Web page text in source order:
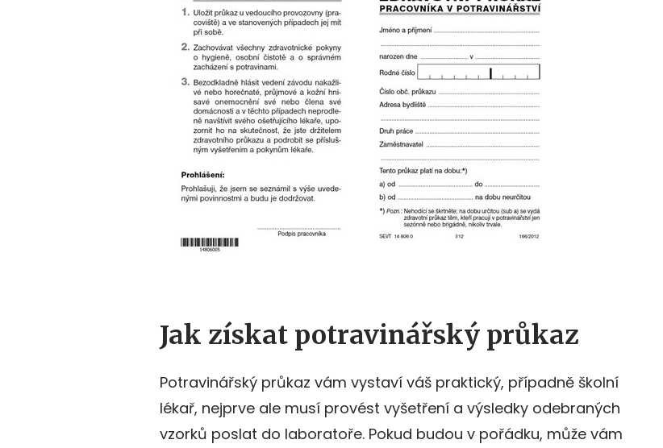
Jak získat potravinářský průkaz
Potravinářský průkaz vám vystaví váš praktický, případně školní
lékař, nejprve ale musí provést vyšetření a výsledky odebraných
vzorků poslat do laboratoře. Pokud budou v pořádku, může vám